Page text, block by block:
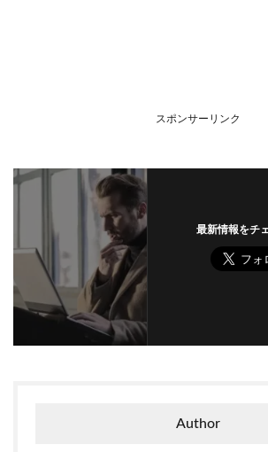
スポンサーリンク
最新情報をチ
Author